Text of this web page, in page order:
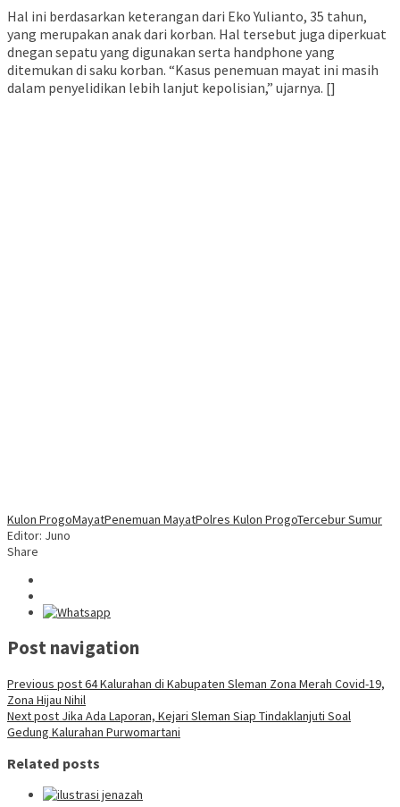
Hal ini berdasarkan keterangan dari Eko Yulianto, 35 tahun,
yang merupakan anak dari korban. Hal tersebut juga diperkuat
dnegan sepatu yang digunakan serta handphone yang
ditemukan di saku korban. “Kasus penemuan mayat ini masih
dalam penyelidikan lebih lanjut kepolisian,” ujarnya. []
Kulon ProgoMayatPenemuan MayatPolres Kulon ProgoTercebur Sumur
Editor: Juno
Share
Post navigation
Previous post64 Kalurahan di Kabupaten Sleman Zona Merah Covid-19,
Zona Hijau Nihil
Next post Jika Ada Laporan, Kejari Sleman Siap Tindaklanjuti Soal
Gedung Kalurahan Purwomartani
Related posts